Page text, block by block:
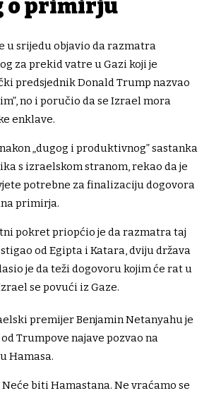
o primirju
u srijedu objavio da razmatra
za prekid vatre u Gazi koji je
predsjednik Donald Trump nazvao
no i poručio da se Izrael mora
enklave.
„dugog i produktivnog” sastanka
s izraelskom stranom, rekao da je
potrebne za finalizaciju dogovora
primirja.
pokret priopćio je da razmatra taj
od Egipta i Katara, dviju država
je da teži dogovoru kojim će rat u
se povući iz Gaze.
premijer Benjamin Netanyahu je
Trumpove najave pozvao na
Hamasa.
biti Hamastana. Ne vraćamo se